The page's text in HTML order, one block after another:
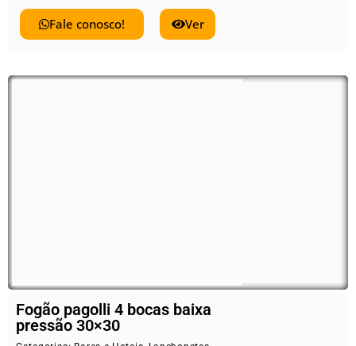
Fale conosco! Ver
Fogão pagolli 4 bocas baixa
pressão 30×30